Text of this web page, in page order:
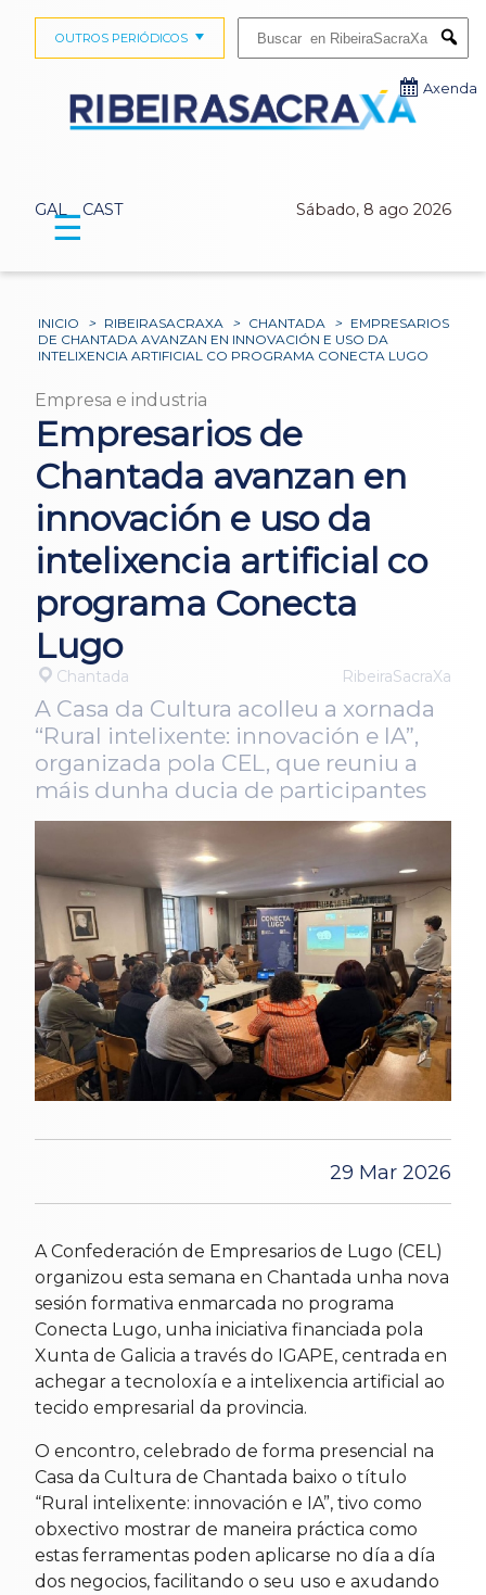
GAL CAST Sábado, 8 ago 2026
OUTROS PERIÓDICOS
Axenda
☰
INICIO > RIBEIRASACRAXA > CHANTADA > EMPRESARIOS
DE CHANTADA AVANZAN EN INNOVACIÓN E USO DA
INTELIXENCIA ARTIFICIAL CO PROGRAMA CONECTA LUGO
Empresa e industria
Empresarios de
Chantada avanzan en
innovación e uso da
intelixencia artificial co
programa Conecta
Lugo
Chantada RibeiraSacraXa
A Casa da Cultura acolleu a xornada
“Rural intelixente: innovación e IA”,
organizada pola CEL, que reuniu a
máis dunha ducia de participantes
29 Mar 2026
A Confederación de Empresarios de Lugo (CEL)
organizou esta semana en Chantada unha nova
sesión formativa enmarcada no programa
Conecta Lugo, unha iniciativa financiada pola
Xunta de Galicia a través do IGAPE, centrada en
achegar a tecnoloxía e a intelixencia artificial ao
tecido empresarial da provincia.
O encontro, celebrado de forma presencial na
Casa da Cultura de Chantada baixo o título
“Rural intelixente: innovación e IA”, tivo como
obxectivo mostrar de maneira práctica como
estas ferramentas poden aplicarse no día a día
dos negocios, facilitando o seu uso e axudando